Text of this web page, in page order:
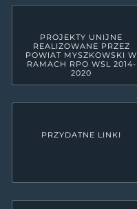
PROJEKTY UNIJNE
REALIZOWANE PRZEZ
POWIAT MYSZKOWSKI W
RAMACH RPO WSL 2014-
2020
PRZYDATNE LINKI